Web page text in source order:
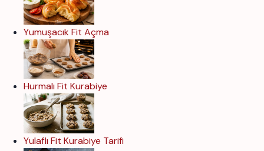
Yumuşacık Fit Açma
Hurmalı Fit Kurabiye
Yulaflı Fit Kurabiye Tarifi